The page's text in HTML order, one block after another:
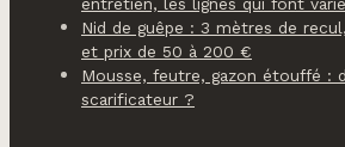
Nid de guêpe : 3 mètres de
et prix de 50 à 200 €
Mousse, feutre, gazon étouffé :
scarificateur ?